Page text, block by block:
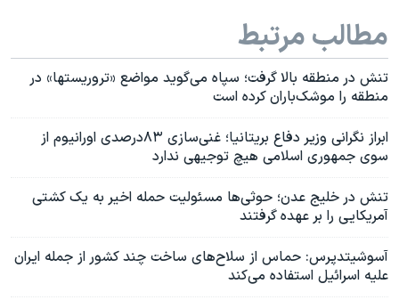
مطالب مرتبط
تنش در منطقه بالا گرفت؛ سپاه می‌گوید مواضع «تروریستها» در
منطقه را موشک‌باران کرده است
ابراز نگرانی وزیر دفاع بریتانیا؛ غنی‌سازی ۸۳درصدی اورانیوم از
سوی جمهوری اسلامی هیچ توجیهی ندارد
تنش در خلیج عدن؛ حوثی‌ها مسئولیت حمله‌ اخیر به یک کشتی
آمریکایی را بر عهده گرفتند
آسوشیتدپرس: حماس از سلاح‌های ساخت چند کشور از جمله ایران
علیه اسرائیل استفاده می‌کند